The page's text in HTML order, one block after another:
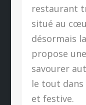
restaurant
situé au
désormais
propose
savourer
le tout dans
et festive.